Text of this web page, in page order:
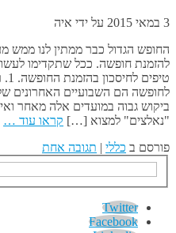
3 במאי 2015 על ידי איה
החופש הגדול כבר ממתין לנו ממש
להזמנת חופשה. ככל שתקדימו
לחופשה הם השבועיים האחרונים
ביקוש גבוה במועדים אלה מאחר
"נאלצים" למצוא […] קראו עוד …
פורסם ב כללי | תגובה אחת
Twitter
Facebook